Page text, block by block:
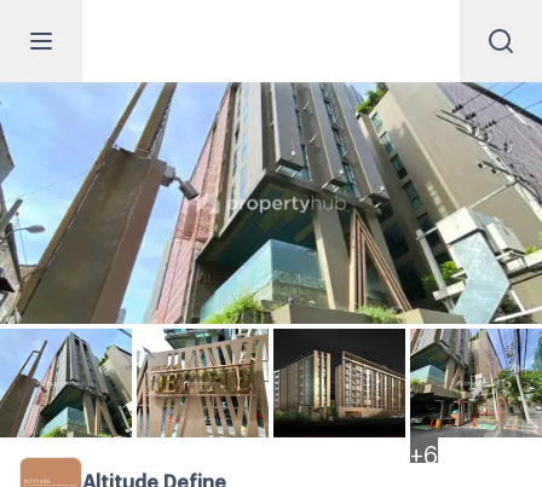
+ 6
Altitude Define